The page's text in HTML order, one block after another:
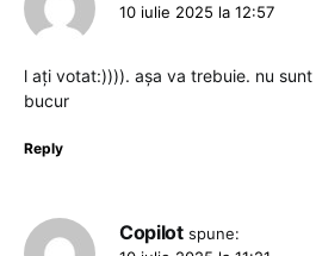
10 iulie 2025 la 12:57
l ați votat:)))). așa va trebuie. nu
bucur
Reply
Copilot spune: